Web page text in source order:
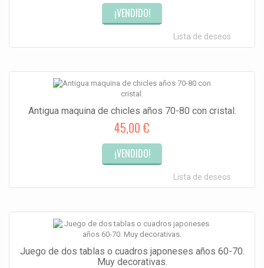
¡VENDIDO!
Lista de deseos
Antigua maquina de chicles años 70-80 con cristal.
45,00 €
¡VENDIDO!
Lista de deseos
Juego de dos tablas o cuadros japoneses años 60-70.
Muy decorativas.